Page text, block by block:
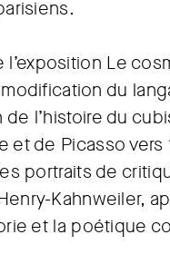
Le
du
l’histoire du
de Picasso vers
portraits de
Kahnweiler,
et la poétique